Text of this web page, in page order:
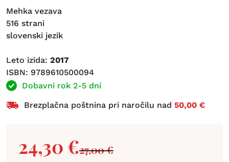
Mehka vezava
516 strani
slovenski jezik
Leto izida: 2017
ISBN: 9789610500094
Dobavni rok 2-5 dni
Brezplačna poštnina pri naročilu nad 50,00 €
27,00€
24,30 €